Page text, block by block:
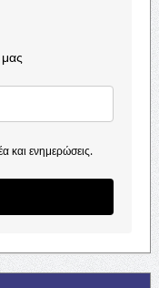
και ενημερώσεις.